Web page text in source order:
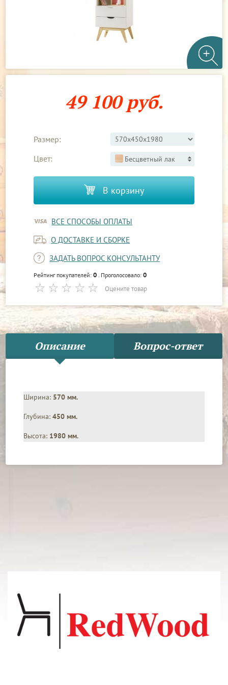
49 100 руб.
Размер:
Цвет:
Бесцветный лак
В корзину
ВСЕ СПОСОБЫ ОПЛАТЫ
О ДОСТАВКЕ И СБОРКЕ
ЗАДАТЬ ВОПРОС КОНСУЛЬТАНТУ
Рейтинг покупателей:0 . Проголосовало:0
Оцените товар
Описание Вопрос-ответ
Ширина: 570 мм.
Глубина:450 мм.
Высота: 1980 мм.